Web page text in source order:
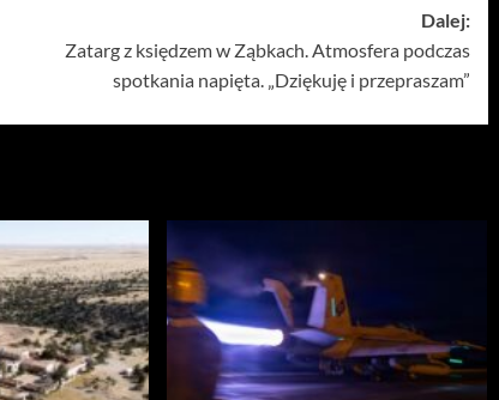
Dalej:
Zatarg z księdzem w Ząbkach. Atmosfera podczas
spotkania napięta. „Dziękuję i przepraszam”